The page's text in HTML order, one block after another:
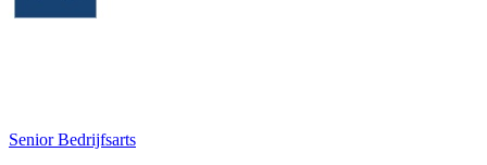
Senior Bedrijfsarts